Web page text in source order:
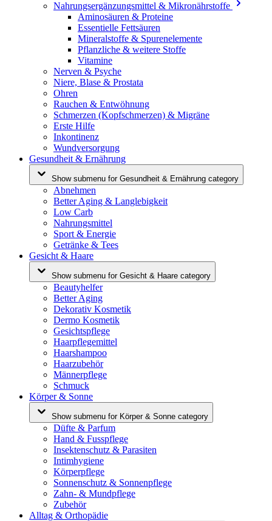
Nahrungsergänzungsmittel & Mikronährstoffe
Aminosäuren & Proteine
Essentielle Fettsäuren
Mineralstoffe & Spurenelemente
Pflanzliche & weitere Stoffe
Vitamine
Nerven & Psyche
Niere, Blase & Prostata
Ohren
Rauchen & Entwöhnung
Schmerzen (Kopfschmerzen) & Migräne
Erste Hilfe
Inkontinenz
Wundversorgung
Gesundheit & Ernährung
Show submenu for Gesundheit & Ernährung category
Abnehmen
Better Aging & Langlebigkeit
Low Carb
Nahrungsmittel
Sport & Energie
Getränke & Tees
Gesicht & Haare
Show submenu for Gesicht & Haare category
Beautyhelfer
Better Aging
Dekorativ Kosmetik
Dermo Kosmetik
Gesichtspflege
Haarpflegemittel
Haarshampoo
Haarzubehör
Männerpflege
Schmuck
Körper & Sonne
Show submenu for Körper & Sonne category
Düfte & Parfum
Hand & Fusspflege
Insektenschutz & Parasiten
Intimhygiene
Körperpflege
Sonnenschutz & Sonnenpflege
Zahn- & Mundpflege
Zubehör
Alltag & Orthopädie